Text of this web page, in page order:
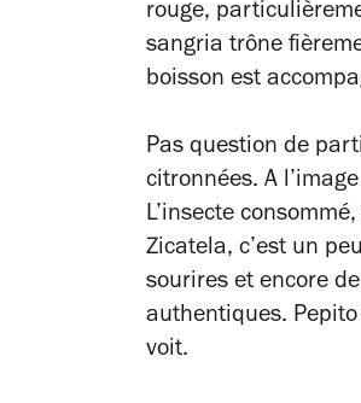
rouge,
sangria trône
boisson est
Pas question de
citronnées. A
L’insecte
Zicatela, c’est un
sourires et encore
authentiques.
voit.